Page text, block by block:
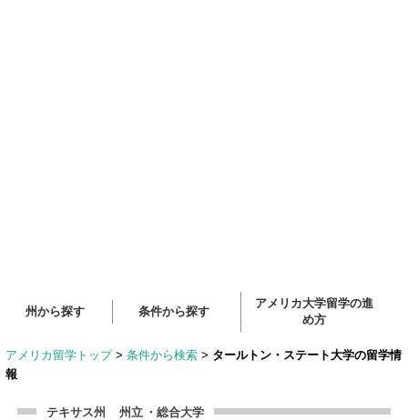
州から探す 条件から探す
アメリカ大学留学の進
め方
アメリカ留学トップ > 条件から検索 > タールトン・ステート大学の留学情
報
テキサス州 州立 ・総合大学